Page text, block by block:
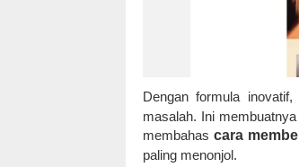
Dengan formula inovatif,
masalah. Ini
membahas cara
paling menonjol.